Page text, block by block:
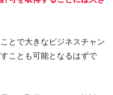
とで大きなビジネスチャン
ことも可能となるはずで